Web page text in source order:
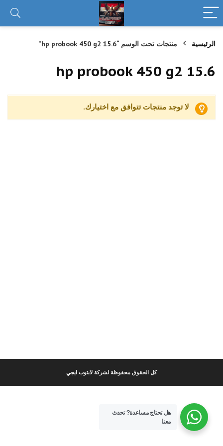
الرئيسية منتجات تحت الوسم “hp probook 450 g2 15.6”
hp probook 450 g2 15.6
لا توجد منتجات تتوافق مع اختيارك.
كل الحقوق محفوظة لشركة لابتوب ايجي
هل تحتاج مساعدة?تحدث
معنا